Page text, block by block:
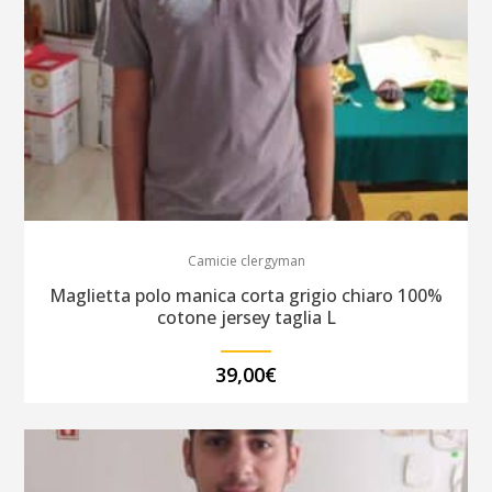
blu
TG.
dalla
37
50
Camicie clergyman
Maglietta polo manica corta grigio chiaro 100%
cotone jersey taglia L
39,00€